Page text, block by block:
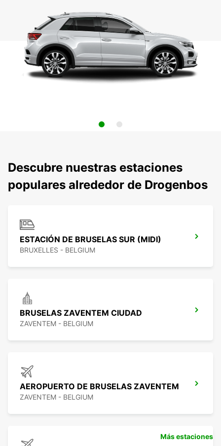
Descubre nuestras estaciones
populares alrededor de Drogenbos
ESTACIÓN DE BRUSELAS SUR (MIDI)
BRUXELLES - BELGIUM
BRUSELAS ZAVENTEM CIUDAD
ZAVENTEM - BELGIUM
AEROPUERTO DE BRUSELAS ZAVENTEM
ZAVENTEM - BELGIUM
Más estaciones